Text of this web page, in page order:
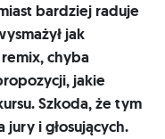
bardziej raduje
jak
chyba
jakie
Szkoda, że tym
jury i głosujących.